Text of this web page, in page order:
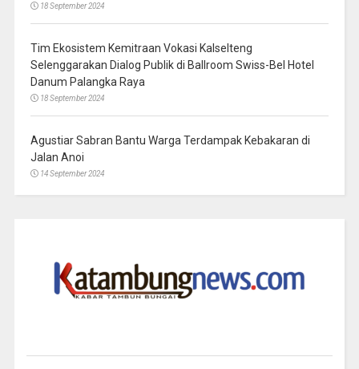
18 September 2024
Tim Ekosistem Kemitraan Vokasi Kalselteng
Selenggarakan Dialog Publik di Ballroom Swiss-Bel Hotel
Danum Palangka Raya
18 September 2024
Agustiar Sabran Bantu Warga Terdampak Kebakaran di
Jalan Anoi
14 September 2024